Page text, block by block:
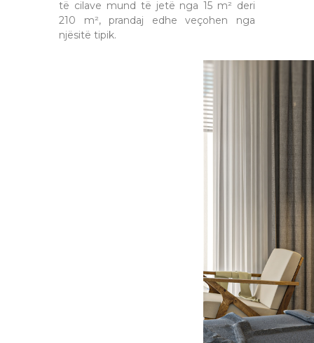
të cilave mund të jetë nga 15 m² deri
210 m², prandaj edhe veçohen nga
njësitë tipik.